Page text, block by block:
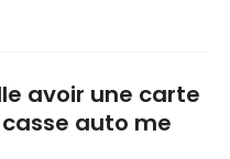
avoir une carte
auto me